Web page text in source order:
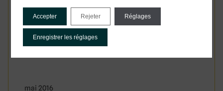
mai 2016
Accepter Rejeter Réglages
Enregistrer les réglages